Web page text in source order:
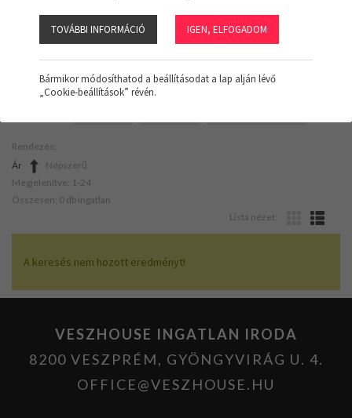
Szűrő megjelenítése
Rendezés:
Ár
Népszerű
Megjelenítve: 1-24
Összesen: 0 db ingatlan
Lista nézet:
A keresés nem hozott eredményt!
VESZHOUSE INGATLAN IRODA
8200 VESZPRÉM, GYÖNGYVIRÁG U. 4.
OFFICE@VESZHOUSE.HU
TOVÁBBI INFORMÁCIÓ IGEN, ELFOGADOM
Bármikor módosíthatod a beállításodat a lap alján lévő
„Cookie-beállítások” révén.